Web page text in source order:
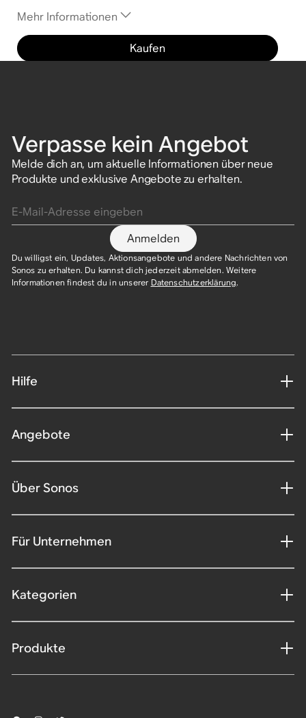
Mehr Informationen
Kaufen
Verpasse kein Angebot
Melde dich an, um aktuelle Informationen über neue
Produkte und exklusive Angebote zu erhalten.
Anmelden
Du willigst ein, Updates, Aktionsangebote und andere Nachrichten von
Sonos zu erhalten. Du kannst dich jederzeit abmelden. Weitere
Informationen findest du in unserer Datenschutzerklärung.​
Hilfe
Angebote
Über Sonos
Für Unternehmen
Kategorien
Produkte